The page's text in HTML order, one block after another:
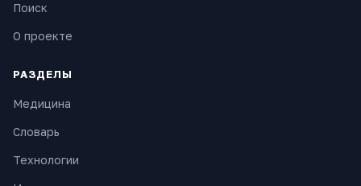
Поиск
О проекте
РАЗДЕЛЫ
Медицина
Словарь
Технологии